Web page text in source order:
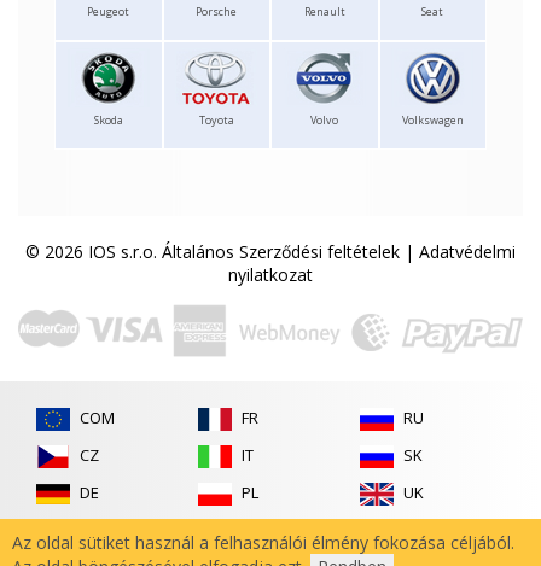
Peugeot Porsche Renault Seat
Skoda Toyota Volvo Volkswagen
© 2026 IOS s.r.o. Általános Szerződési feltételek | Adatvédelmi
nyilatkozat
COM
CZ
DE
FR
IT
PL
RU
SK
UK
Az oldal sütiket használ a felhasználói élmény fokozása céljából.